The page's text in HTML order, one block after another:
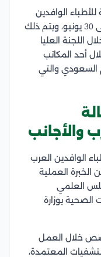
للأطباء الوافدين
عادًة خلال شهر يونيو من 1 يونيو وحتى 30 يونيو، ويتم ذلك
اللجنة العليا
أحد المكاتب
السعودي والتي
والأجانب
الوافدين العرب
الخبرة العملية
العلمي
بوزارة
خلال العمل
المعتمدة،